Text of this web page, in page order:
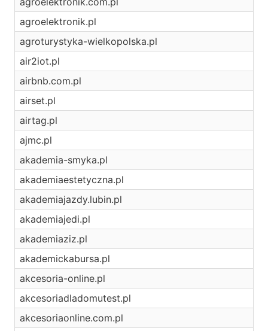
agroelektronik.pl
agroturystyka-wielkopolska.pl
air2iot.pl
airbnb.com.pl
airset.pl
airtag.pl
ajmc.pl
akademia-smyka.pl
akademiaestetyczna.pl
akademiajazdy.lubin.pl
akademiajedi.pl
akademiaziz.pl
akademickabursa.pl
akcesoria-online.pl
akcesoriadladomutest.pl
akcesoriaonline.com.pl